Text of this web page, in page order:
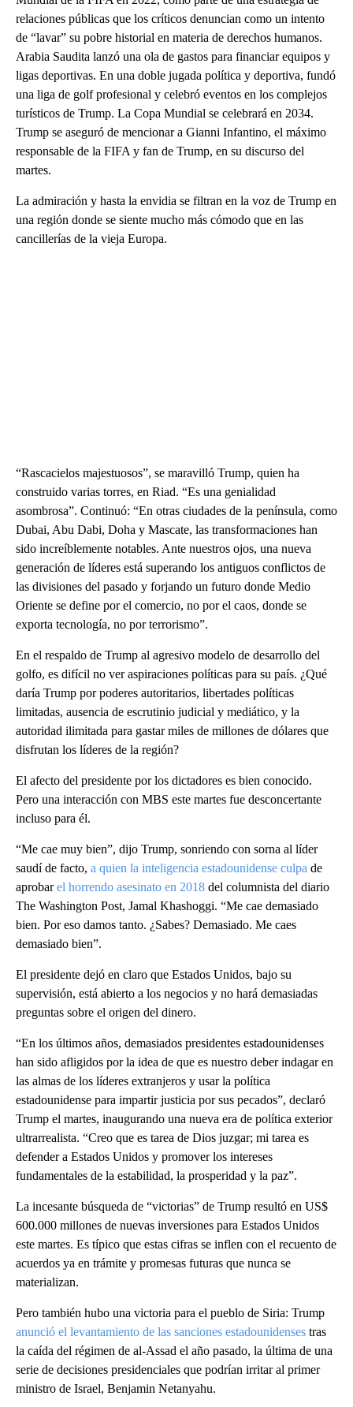
relaciones públicas que los críticos denuncian como un intento
de “lavar” su pobre historial en materia de derechos humanos.
Arabia Saudita lanzó una ola de gastos para financiar equipos y
ligas deportivas. En una doble jugada política y deportiva, fundó
una liga de golf profesional y celebró eventos en los complejos
turísticos de Trump. La Copa Mundial se celebrará en 2034.
Trump se aseguró de mencionar a Gianni Infantino, el máximo
responsable de la FIFA y fan de Trump, en su discurso del
martes.
La admiración y hasta la envidia se filtran en la voz de Trump en
una región donde se siente mucho más cómodo que en las
cancillerías de la vieja Europa.
“Rascacielos majestuosos”, se maravilló Trump, quien ha
construido varias torres, en Riad. “Es una genialidad
asombrosa”. Continuó: “En otras ciudades de la península, como
Dubai, Abu Dabi, Doha y Mascate, las transformaciones han
sido increíblemente notables. Ante nuestros ojos, una nueva
generación de líderes está superando los antiguos conflictos de
las divisiones del pasado y forjando un futuro donde Medio
Oriente se define por el comercio, no por el caos, donde se
exporta tecnología, no por terrorismo”.
En el respaldo de Trump al agresivo modelo de desarrollo del
golfo, es difícil no ver aspiraciones políticas para su país. ¿Qué
daría Trump por poderes autoritarios, libertades políticas
limitadas, ausencia de escrutinio judicial y mediático, y la
autoridad ilimitada para gastar miles de millones de dólares que
disfrutan los líderes de la región?
El afecto del presidente por los dictadores es bien conocido.
Pero una interacción con MBS este martes fue desconcertante
incluso para él.
“Me cae muy bien”, dijo Trump, sonriendo con sorna al líder
saudí de facto, a quien la inteligencia estadounidense culpa de
aprobarel horrendo asesinato en 2018 del columnista del diario
The Washington Post, Jamal Khashoggi. “Me cae demasiado
bien. Por eso damos tanto. ¿Sabes? Demasiado. Me caes
demasiado bien”.
El presidente dejó en claro que Estados Unidos, bajo su
supervisión, está abierto a los negocios y no hará demasiadas
preguntas sobre el origen del dinero.
“En los últimos años, demasiados presidentes estadounidenses
han sido afligidos por la idea de que es nuestro deber indagar en
las almas de los líderes extranjeros y usar la política
estadounidense para impartir justicia por sus pecados”, declaró
Trump el martes, inaugurando una nueva era de política exterior
ultrarrealista. “Creo que es tarea de Dios juzgar; mi tarea es
defender a Estados Unidos y promover los intereses
fundamentales de la estabilidad, la prosperidad y la paz”.
La incesante búsqueda de “victorias” de Trump resultó en US$
600.000 millones de nuevas inversiones para Estados Unidos
este martes. Es típico que estas cifras se inflen con el recuento de
acuerdos ya en trámite y promesas futuras que nunca se
materializan.
Pero también hubo una victoria para el pueblo de Siria: Trump
anunció el levantamiento de las sanciones estadounidenses tras
la caída del régimen de al-Assad el año pasado, la última de una
serie de decisiones presidenciales que podrían irritar al primer
ministro de Israel, Benjamin Netanyahu.